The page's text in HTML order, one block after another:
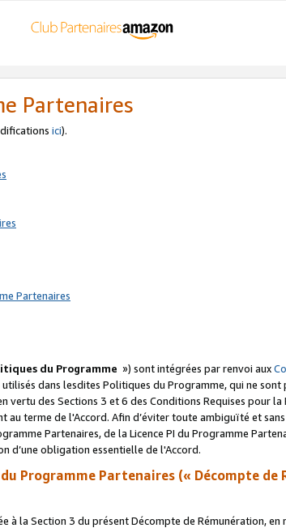
Partenaires
ici).
Partenaires
du Programme ») sont intégrées par renvoi aux
dans lesdites Politiques du Programme, qui ne
des Sections 3 et 6 des Conditions Requises pour
au terme de l'Accord. Afin d’éviter toute ambiguïté et
Partenaires, de la Licence PI du Programme
d’une obligation essentielle de l'Accord.
Programme Partenaires (« Décompte de
à la Section 3 du présent Décompte de Rémunération, en